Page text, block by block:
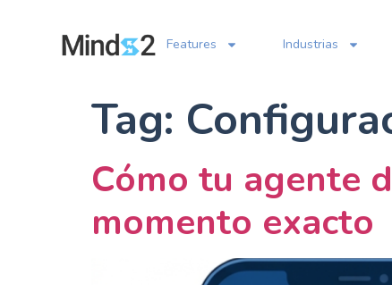
Features Industrias
Tag:
Cómo tu agente
momento exacto